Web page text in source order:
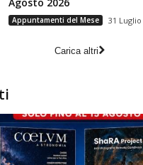
Appuntamenti del Mese 31 Luglio
Carica altri